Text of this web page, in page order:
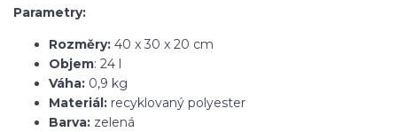
Parametry:
Rozměry: 40 x 30 x 20 cm
Objem: 24 l
Váha: 0,9 kg
Materiál: recyklovaný polyester
Barva: zelená